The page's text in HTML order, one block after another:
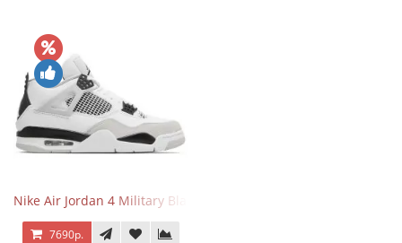
Nike Air Jordan 4 Military Black
7690р.